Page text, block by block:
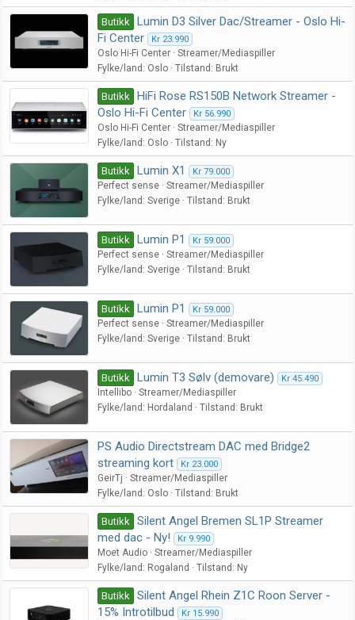
Butikk
Lumin D3 Silver Dac/Streamer - Oslo Hi-
Fi Center
Kr 23.990
Oslo Hi-Fi Center
Streamer/Mediaspiller
Fylke/land
Oslo Tilstand Brukt
Butikk
HiFi Rose RS150B Network Streamer -
Oslo Hi-Fi Center
Kr 56.990
Oslo Hi-Fi Center
Streamer/Mediaspiller
Fylke/land
Oslo Tilstand Ny
Butikk Lumin X1 Kr 79.000
Perfect sense
Streamer/Mediaspiller
Fylke/land Sverige Tilstand Brukt
Butikk Lumin P1 Kr 59.000
Perfect sense
Streamer/Mediaspiller
Fylke/land Sverige Tilstand Brukt
Butikk Lumin P1 Kr 59.000
Perfect sense
Streamer/Mediaspiller
Fylke/land Sverige Tilstand Brukt
Butikk Lumin T3 Sølv (demovare) Kr 45.490
Intellibo
Streamer/Mediaspiller
Fylke/land
Hordaland Tilstand Brukt
PS Audio Directstream DAC med Bridge2
streaming kort
Kr 23.000
GeirTj
Streamer/Mediaspiller
Fylke/land
Oslo Tilstand Brukt
Butikk
Silent Angel Bremen SL1P Streamer
med dac - Ny!
Kr 9.990
Moet Audio
Streamer/Mediaspiller
Fylke/land
Rogaland Tilstand Ny
Butikk
Silent Angel Rhein Z1C Roon Server -
15% Introtilbud
Kr 15.990